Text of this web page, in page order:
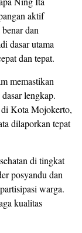
aktif
dan
dasar utama
dan tepat.
memastikan
lengkap.
Kota Mojokerto,
dilaporkan tepat
di tingkat
posyandu dan
warga.
kualitas